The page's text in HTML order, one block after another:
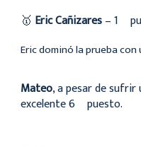
🥇 Eric Cañizares– 1º
Eric dominó la prueba
Mateo, a pesar de sufrir
excelente 6º puesto.